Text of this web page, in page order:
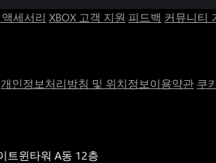
액세서리 XBOX 고객 지원 피드백 커뮤니티
개인정보처리방침 및 위치정보이용약관 쿠
트윈타워 A동 12층